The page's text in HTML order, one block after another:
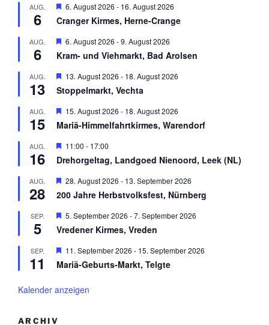
o
r
e
h
o
e
AUG.
6
H
r
o
r
e
h
o
e
6. August 2026 - 16. August 2026
Cranger Kirmes, Herne-Crange
AUG.
6
H
r
o
r
e
h
o
e
6. August 2026 -9. August 2026
Kram- und Viehmarkt, Bad Arolsen
AUG.
13
H
r
o
r
e
h
o
e
n
13. August 2026 - 18. August 2026
Stoppelmarkt, Vechta
AUG.
15
H
r
o
r
e
h
o
e
15. August 2026 - 18. August 2026
Mariä-Himmelfahrtkirmes, Warendorf
AUG.
16
H
r
o
r
e
h
o
e
11:00 - 17:00
Drehorgeltag, Landgoed Nienoord, Leek (NL)
AUG.
28
H
r
o
r
e
h
o
n
28. August 2026 - 13. September 2026
200 Jahre Herbstvolksfest, Nürnberg
SEP.
5
H
r
o
r
h
5. September 2026 -7. September 2026
Vredener Kirmes, Vreden
SEP.
11
H
r
o
11. September 2026 - 15. September 2026
Mariä-Geburts-Markt, Telgte
Kalender anzeigen
ARCHIV